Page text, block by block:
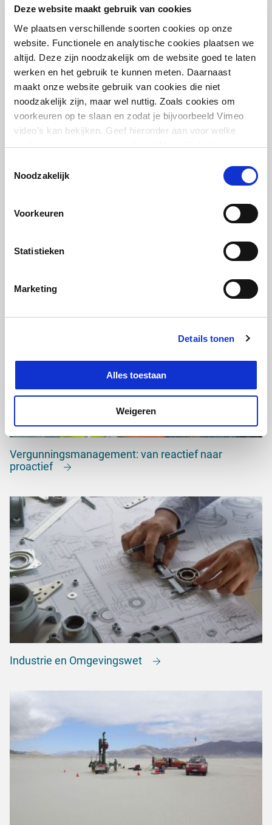
Deze website maakt gebruik van cookies
We plaatsen verschillende soorten cookies op onze
website. Functionele en analytische cookies plaatsen we
altijd. Deze zijn noodzakelijk om de website goed te laten
werken en het gebruik te kunnen meten. Daarnaast
maakt onze website gebruik van cookies die niet
noodzakelijk zijn, maar wel nuttig. Zoals cookies om
voorkeuren op te slaan en zodat je bijvoorbeeld Vimeo
video’s kan bekijken. Geef hieronder aan voor welke
cookies je toestemming geeft en klik op ‘Selectie
akkoord met het plaatsen van alle cookies.
Meer over
Noodzakelijk
Voorkeuren
Statistieken
Marketing
Details tonen
Alles toestaan
Weigeren
Nieuwe chemische fabriek Air Products
Multidisciplinair pionieren bij eerste snellaadplein
Vergunningsmanagement: van reactief naar
proactief
Industrie en Omgevingswet